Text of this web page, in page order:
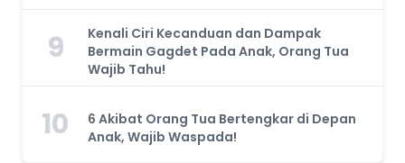
9
Kenali Ciri Kecanduan dan Dampak
Bermain Gagdet Pada Anak, Orang Tua
Wajib Tahu!
10
6 Akibat Orang Tua Bertengkar di Depan
Anak, Wajib Waspada!